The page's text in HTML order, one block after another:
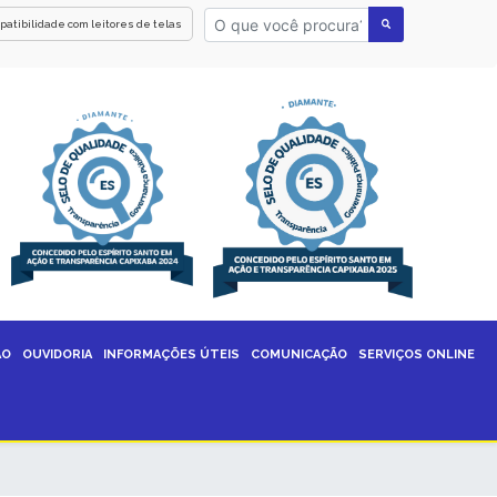
com leitores de telas
OUVIDORIA INFORMAÇÕES ÚTEIS COMUNICAÇÃO SERVIÇOS ONLINE